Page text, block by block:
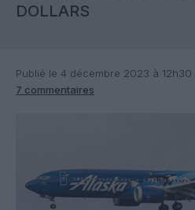
DOLLARS
Publié le 4 décembre 2023 à 12h30
7 commentaires